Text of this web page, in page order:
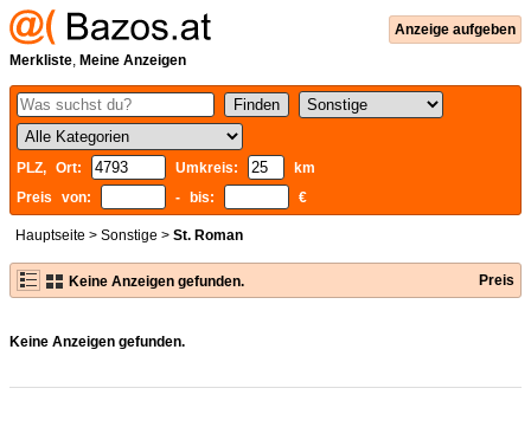
Anzeige aufgeben
Merkliste, Meine Anzeigen
PLZ, Ort: Umkreis:
km
Preis von:
- bis: €
Hauptseite > Sonstige > St. Roman
Keine Anzeigen gefunden. Preis
Keine Anzeigen gefunden.